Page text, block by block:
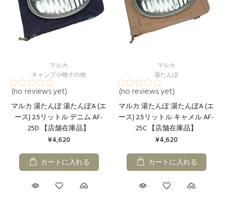
マルカ
キャンプ小物その他
(no reviews yet)
マルカ 湯たんぽ 湯たんぽA (エ
ース) 2.5リットル デニム AF-
25D 【店舗在庫品】
¥4,620
カートに入れる
マルカ
湯たんぽ
(no reviews yet)
マルカ 湯たんぽ 湯たんぽA (エ
ース) 2.5リットル キャメル AF-
25C 【店舗在庫品】
¥4,620
カートに入れる